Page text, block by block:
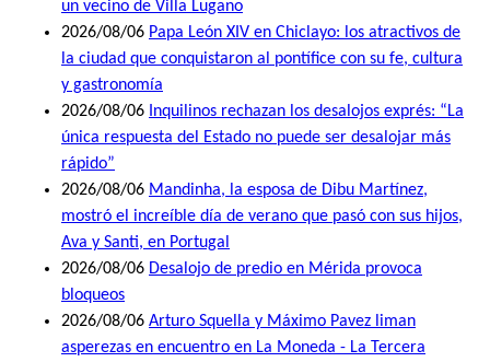
un vecino de Villa Lugano
2026/08/06 Papa León XIV en Chiclayo: los atractivos de
la ciudad que conquistaron al pontífice con su fe, cultura
y gastronomía
2026/08/06 Inquilinos rechazan los desalojos exprés: “La
única respuesta del Estado no puede ser desalojar más
rápido”
2026/08/06 Mandinha, la esposa de Dibu Martínez,
mostró el increíble día de verano que pasó con sus hijos,
Ava y Santi, en Portugal
2026/08/06 Desalojo de predio en Mérida provoca
bloqueos
2026/08/06 Arturo Squella y Máximo Pavez liman
asperezas en encuentro en La Moneda - La Tercera